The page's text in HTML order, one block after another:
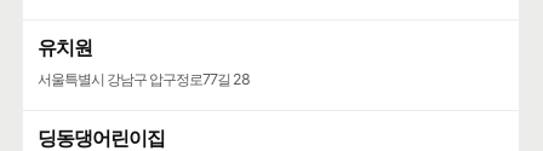
유치원
서울특별시 강남구 압구정로77길 28
딩동댕어린이집